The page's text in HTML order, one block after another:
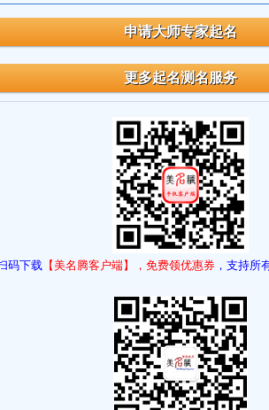
面考虑。这些传统文化方面的知识，从不同
码下载 【美名腾客户端】，免费领优惠券 ，支持所